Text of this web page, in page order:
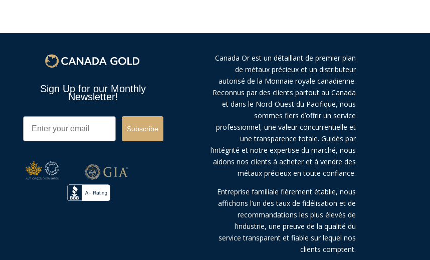
Sign Up for our Monthly
Newsletter!
Email
Subscribe
Canada Or est un détaillant de premier plan
de métaux précieux et un distributeur
autorisé de la Monnaie royale canadienne.
Reconnus par des clients partout au Canada
et dans le Nord-Ouest du Pacifique, nous
sommes fiers d’offrir un service
professionnel, une valeur concurrentielle et
une transparence totale. Guidés par
l’intégrité et notre expertise du marché, nous
aidons nos clients à acheter et à vendre des
métaux précieux en toute confiance.
Entreprise familiale fièrement établie, nous
affichons l’un des taux de fidélisation et de
recommandations les plus élevés de
l’industrie, une preuve de la qualité du
service transparent et fiable sur lequel nos
clients comptent.